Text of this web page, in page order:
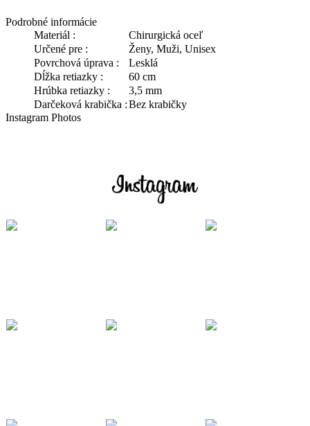
Podrobné informácie
Materiál :
Chirurgická oceľ
Určené pre :
Ženy, Muži, Unisex
Povrchová úprava :
Lesklá
Dĺžka retiazky :
60 cm
Hrúbka retiazky :
3,5 mm
Darčeková krabička :Bez krabičky
Instagram Photos